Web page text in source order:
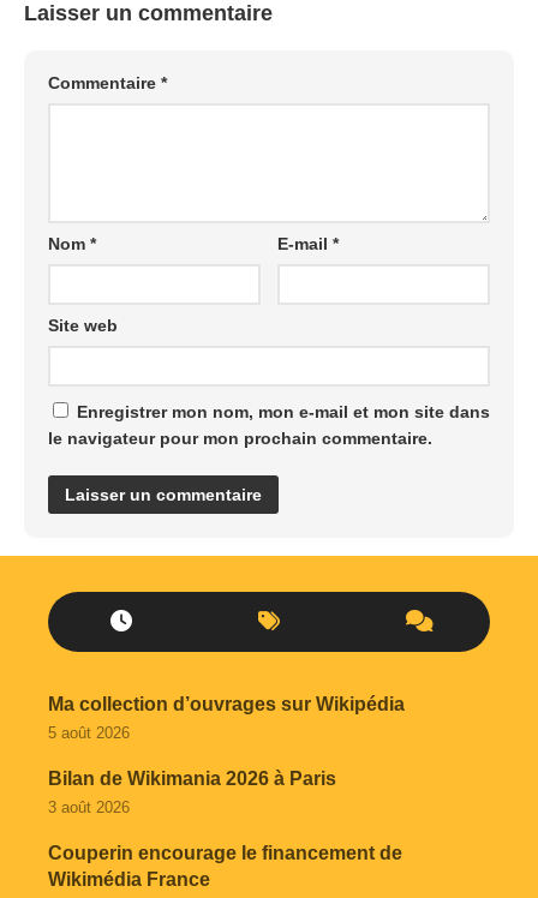
Laisser un commentaire
Commentaire *
Nom * E-mail*
Site web
Enregistrer mon nom, mon e-mail et mon site dans
le navigateur pour mon prochain commentaire.
Ma collection d’ouvrages sur Wikipédia
5 août 2026
Bilan de Wikimania 2026 à Paris
3 août 2026
Couperin encourage le financement de
Wikimédia France